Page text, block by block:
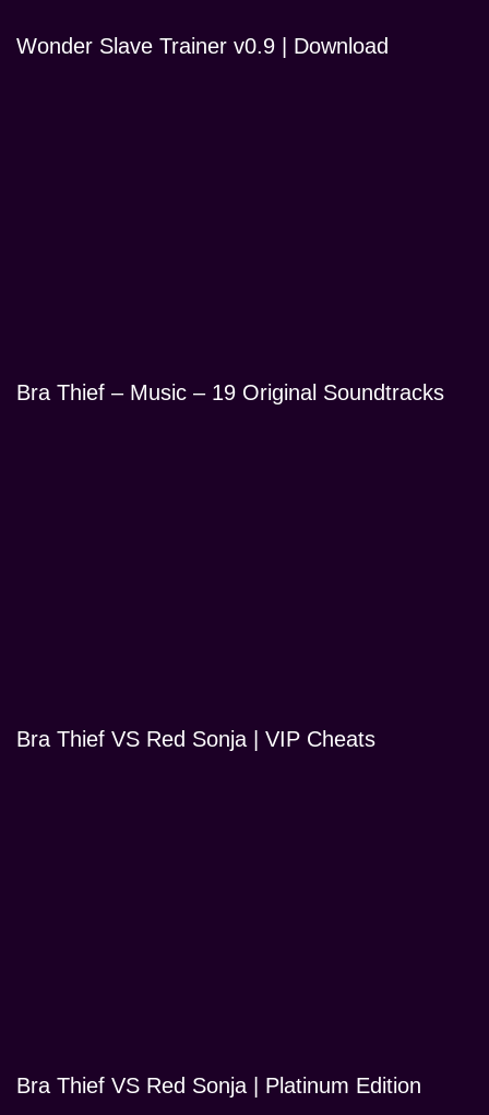
Wonder Slave Trainer v0.9 | Download
Bra Thief – Music – 19 Original Soundtracks
Bra Thief VS Red Sonja | VIP Cheats
Bra Thief VS Red Sonja | Platinum Edition